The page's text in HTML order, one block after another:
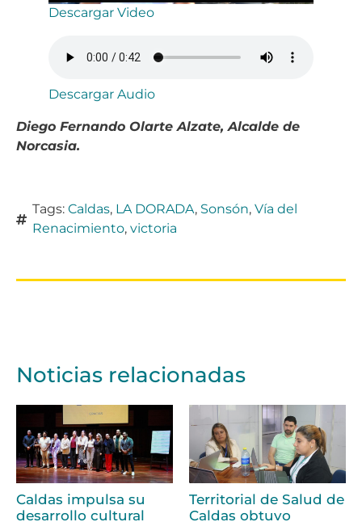
Descargar Video
Descargar Audio
Diego Fernando Olarte Alzate, Alcalde de
Norcasia.
Tags: Caldas, LA DORADA, Sonsón, Vía del
Renacimiento, victoria
Noticias relacionadas
Caldas impulsa su
desarrollo cultural
Territorial de Salud de
Caldas obtuvo